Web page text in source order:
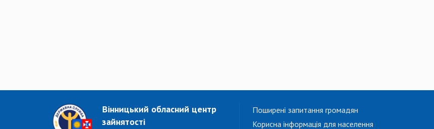
Вінницький обласний центр
зайнятості
Поширені запитання громадян
Корисна інформація для населення